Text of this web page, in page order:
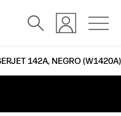
142A, NEGRO (W1420A)
Soporte